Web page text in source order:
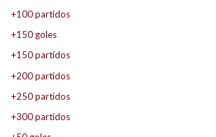
+100 partidos
+150 goles
+150 partidos
+200 partidos
+250 partidos
+300 partidos